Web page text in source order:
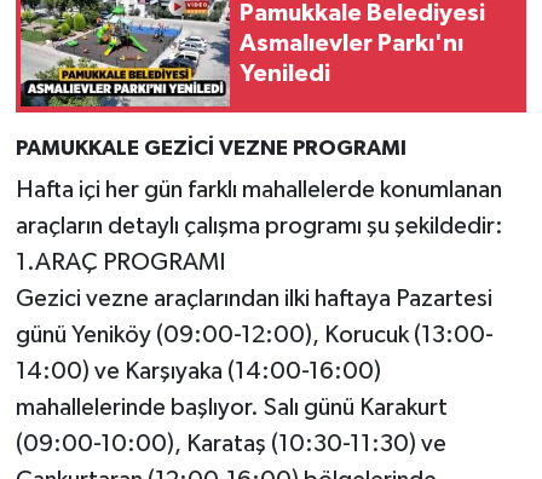
Pamukkale Belediyesi
Asmalıevler Parkı'nı
Yeniledi
PAMUKKALE GEZİCİ VEZNE PROGRAMI
Hafta içi her gün farklı mahallelerde konumlanan
araçların detaylı çalışma programı şu şekildedir:
1.ARAÇ PROGRAMI
Gezici vezne araçlarından ilki haftaya Pazartesi
günü Yeniköy (09:00-12:00), Korucuk (13:00-
14:00) ve Karşıyaka (14:00-16:00)
mahallelerinde başlıyor. Salı günü Karakurt
(09:00-10:00), Karataş (10:30-11:30) ve